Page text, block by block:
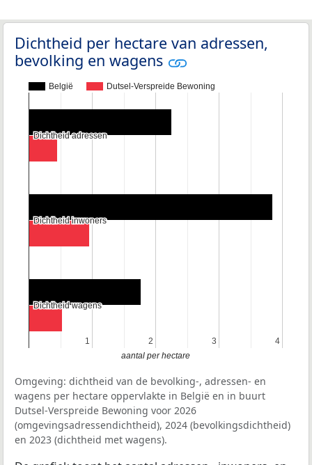
Dichtheid per hectare van adressen,
bevolking en wagens
België Dutsel-Verspreide Bewoning
1
1 2
2 3
3 4
4
Dichtheid adressen
Dichtheid adressen
Dichtheid inwoners
Dichtheid inwoners
Dichtheid wagens
Dichtheid wagens
aantal per hectare
Omgeving: dichtheid van de bevolking-, adressen- en
wagens per hectare oppervlakte in België en in buurt
Dutsel-Verspreide Bewoning voor 2026
(omgevingsadressendichtheid), 2024 (bevolkingsdichtheid)
en 2023 (dichtheid met wagens).